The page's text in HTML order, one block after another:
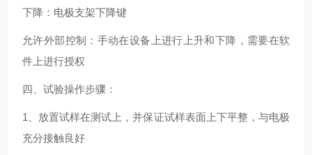
下降：电极支架下降键
允许外部控制：手动在设备上进行上升和下降，需要在软
件上进行授权
四、试验操作步骤：
1、放置试样在测试上，并保证试样表面上下平整，与电极
充分接触良好